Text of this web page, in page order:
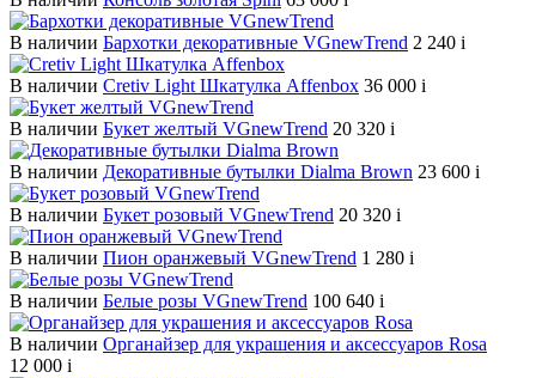
В наличии Бархотки декоративные VGnewTrend 2 240 i
В наличии Cretiv Light Шкатулка Affenbox 36 000 i
В наличии Букет желтый VGnewTrend 20 320 i
В наличии Декоративные бутылки Dialma Brown 23 600 i
В наличии Букет розовый VGnewTrend 20 320 i
В наличии Пион оранжевый VGnewTrend 1 280 i
В наличии Белые розы VGnewTrend 100 640 i
В наличии Органайзер для украшения и аксессуаров Rosa
12 000 i